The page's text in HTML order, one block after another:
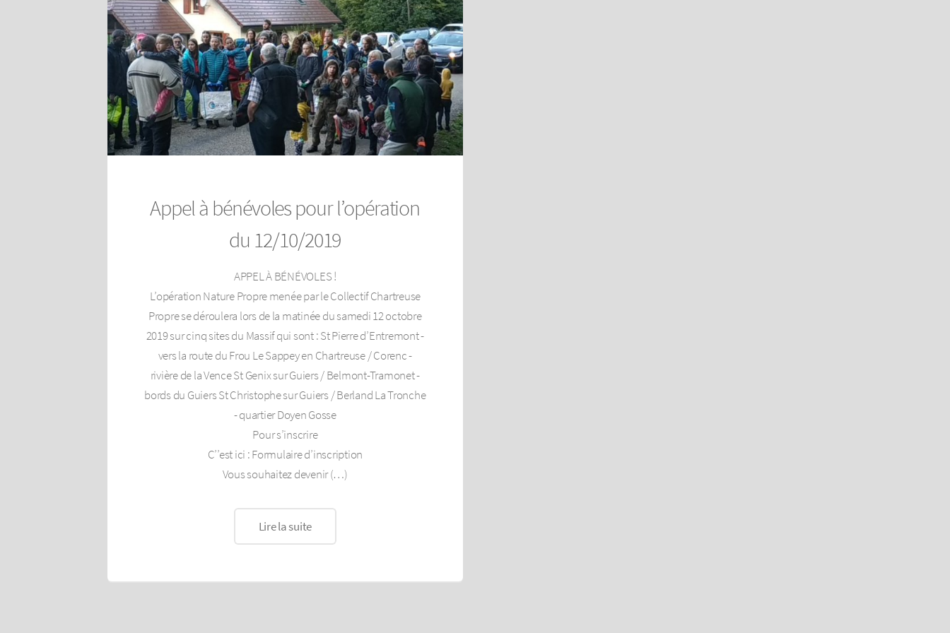
Appel à bénévoles pour l’opération
du 12/10/2019
APPEL À BÉNÉVOLES !
L’opération Nature Propre menée par le Collectif Chartreuse
Propre se déroulera lors de la matinée du samedi 12 octobre
2019 sur cinq sites du Massif qui sont : St Pierre d’Entremont -
vers la route du Frou Le Sappey en Chartreuse / Corenc -
rivière de la Vence St Genix sur Guiers / Belmont-Tramonet -
bords du Guiers St Christophe sur Guiers / Berland La Tronche
- quartier Doyen Gosse
Pour s’inscrire
C’’est ici : Formulaire d’inscription
Vous souhaitez devenir (…)
Lire la suite